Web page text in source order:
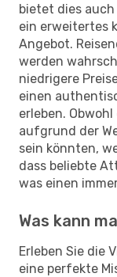
bietet dies
ein erweitertes
Angebot.
werden
niedrigere
einen
erleben.
aufgrund der
sein könnten,
dass beliebte
was einen
Was kann
Erleben Sie die
eine perfekte